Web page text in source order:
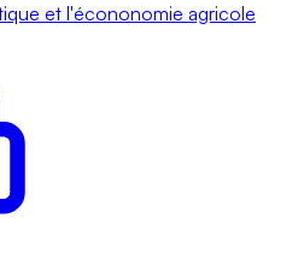
et l'écononomie agricole